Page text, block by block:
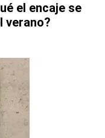
el encaje se
verano?